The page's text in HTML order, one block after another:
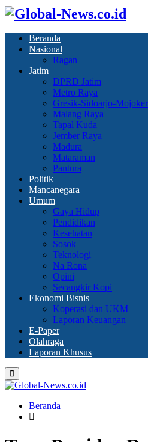
Beranda
Nasional
Ragan
Jatim
DPRD Jatim
Metro Raya
Gresik-Sidoarjo-
Malang Raya
Tapal Kuda
Jember Raya
Madura
Mataraman
Pantura
Politik
Mancanegara
Umum
Gaya Hidup
Pendidikan
Kesehatan
Sosok
Teknologi
Na Rona
Opini
Secangkir Kopi
Ekonomi Bisnis
Koperasi dan UKM
Laporan Keuangan
E-Paper
Olahraga
Laporan Khusus
Primary
Menu
Beranda